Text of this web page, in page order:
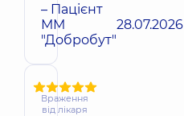
– Пацієнт
ММ
"Добробут"
28.07.2026
Враження
від лікаря